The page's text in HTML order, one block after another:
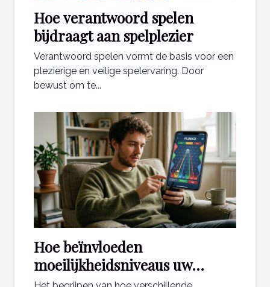
Hoe verantwoord spelen
bijdraagt aan spelplezier
Verantwoord spelen vormt de basis voor een
plezierige en veilige spelervaring. Door
bewust om te...
Hoe beïnvloeden
moeilijkheidsniveaus uw
winstkansen in Plinko?